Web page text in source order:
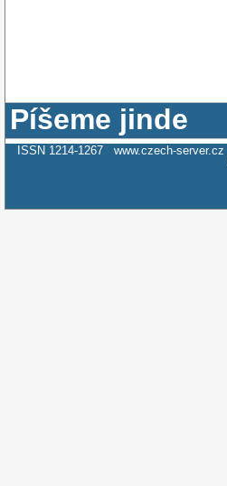
Píšeme jinde
ISSN 1214-1267 www.czech-server.cz